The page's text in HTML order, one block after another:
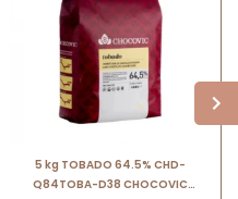
5 kg TOBADO 64.5% CHD-
Q84TOBA-D38 CHOCOVIC